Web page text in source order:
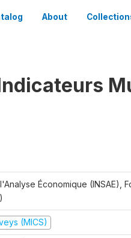
About
Économique (INSAE),
(MICS)